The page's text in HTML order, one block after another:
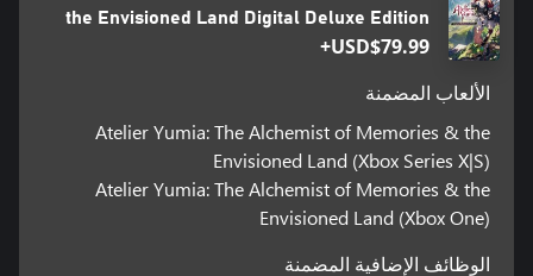
the Envisioned Land Digital Deluxe Edition
USD$79.99+
الألعاب المضمنة
Atelier Yumia: The Alchemist of Memories & the
Envisioned Land (Xbox Series X|S)
Atelier Yumia: The Alchemist of Memories & the
Envisioned Land (Xbox One)
الوظائف الإضافية المضمنة